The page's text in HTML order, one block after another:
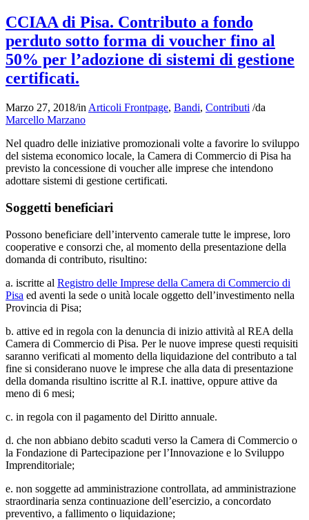
CCIAA di Pisa. Contributo a fondo
perduto sotto forma di voucher fino al
50% per l’adozione di sistemi di gestione
certificati.
Marzo 27, 2018/in Articoli Frontpage, Bandi, Contributi /da
Marcello Marzano
Nel quadro delle iniziative promozionali volte a favorire lo sviluppo
del sistema economico locale, la Camera di Commercio di Pisa ha
previsto la concessione di voucher alle imprese che intendono
adottare sistemi di gestione certificati.
Soggetti beneficiari
Possono beneficiare dell’intervento camerale tutte le imprese, loro
cooperative e consorzi che, al momento della presentazione della
domanda di contributo, risultino:
a. iscritte al Registro delle Imprese della Camera di Commercio di
Pisa ed aventi la sede o unità locale oggetto dell’investimento nella
Provincia di Pisa;
b. attive ed in regola con la denuncia di inizio attività al REA della
Camera di Commercio di Pisa. Per le nuove imprese questi requisiti
saranno verificati al momento della liquidazione del contributo a tal
fine si considerano nuove le imprese che alla data di presentazione
della domanda risultino iscritte al R.I. inattive, oppure attive da
meno di 6 mesi;
c. in regola con il pagamento del Diritto annuale.
d. che non abbiano debito scaduti verso la Camera di Commercio o
la Fondazione di Partecipazione per l’Innovazione e lo Sviluppo
Imprenditoriale;
e. non soggette ad amministrazione controllata, ad amministrazione
straordinaria senza continuazione dell’esercizio, a concordato
preventivo, a fallimento o liquidazione;